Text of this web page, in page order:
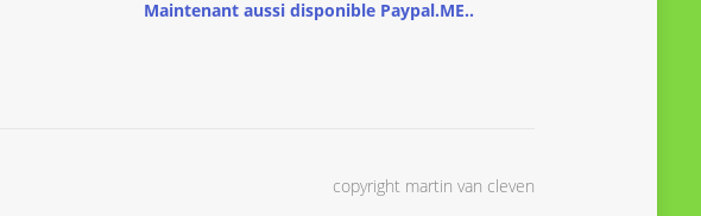
Maintenant aussi disponible Paypal.ME..
copyright martin van cleven